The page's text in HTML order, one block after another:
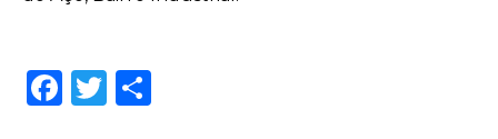
Facebook
Twitter